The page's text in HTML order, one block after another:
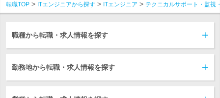
転職TOP ITエンジニアから探す ITエンジニア テクニカルサポート・監視
職種から転職・求人情報を探す
勤務地から転職・求人情報を探す